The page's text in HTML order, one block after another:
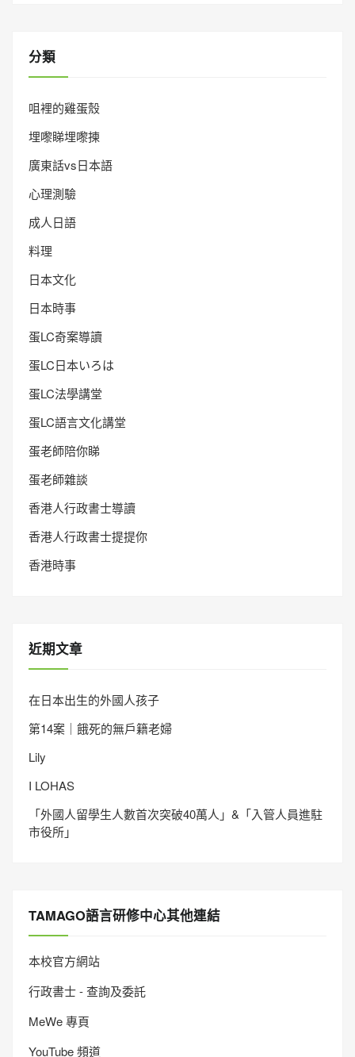
分類
咀裡的雞蛋殼
埋嚟睇埋嚟揀
廣東話vs日本語
心理測驗
成人日語
料理
日本文化
日本時事
蛋LC奇案導讀
蛋LC日本いろは
蛋LC法學講堂
蛋LC語言文化講堂
蛋老師陪你睇
蛋老師雜談
香港人行政書士導讀
香港人行政書士提提你
香港時事
近期文章
在日本出生的外國人孩子
第14案｜餓死的無戶籍老婦
Lily
I LOHAS
「外國人留學生人數首次突破40萬人」&「入管人員進駐
市役所」
TAMAGO語言研修中心其他連結
本校官方網站
行政書士 - 查詢及委託
MeWe 專頁
YouTube 頻道